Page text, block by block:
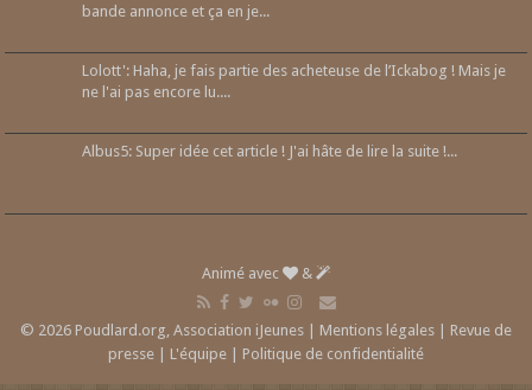
bande annonce et ça en je...
Lolott': Haha, je fais partie des acheteuse de l’Ickabog ! Mais je
ne l'ai pas encore lu....
Albus5: Super idée cet article ! J'ai hâte de lire la suite !...
Animé avec &
© 2026 Poudlard.org, Association iJeunes | Mentions légales | Revue de
presse | L'équipe | Politique de confidentialité